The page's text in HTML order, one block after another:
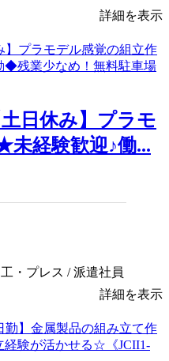
詳細を表示
土日休み】プラモ
未経験歓迎♪働...
・プレス / 派遣社員
詳細を表示